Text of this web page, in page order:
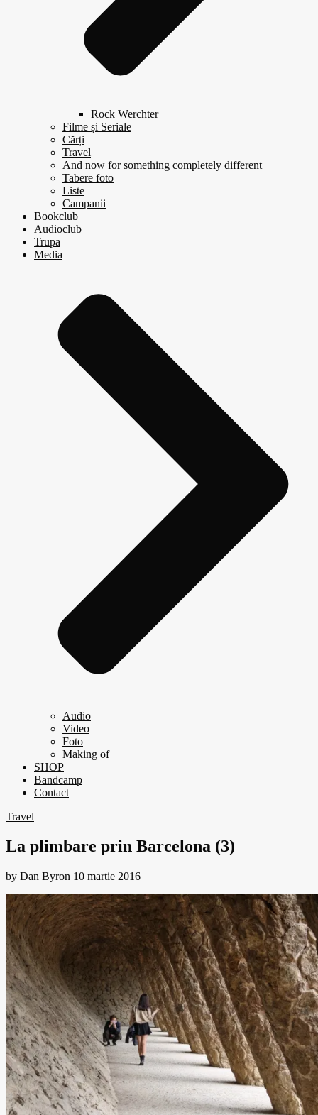
Rock Werchter
Filme și Seriale
Cărți
Travel
And now for something completely different
Tabere foto
Liste
Campanii
Bookclub
Audioclub
Trupa
Media
Audio
Video
Foto
Making of
SHOP
Bandcamp
Contact
Travel
La plimbare prin Barcelona (3)
by Dan Byron 10 martie 2016